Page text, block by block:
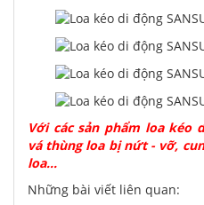
Với các sản phẩm loa kéo
vá thùng loa bị nứt - vỡ,
loa...
Những bài viết liên quan: